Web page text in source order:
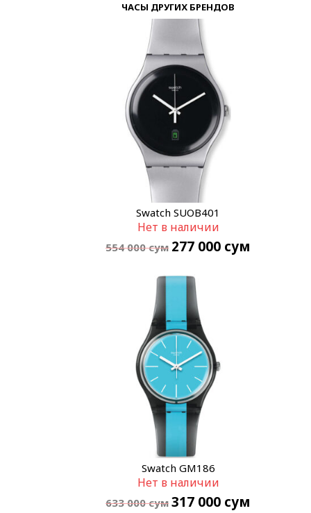
ЧАСЫ ДРУГИХ БРЕНДОВ
Swatch SUOB401
Нет в наличии
554 000сум 277 000 сум
Swatch GM186
Нет в наличии
633 000сум 317 000 сум